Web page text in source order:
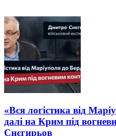
«Вся логістика від
далі на Крим під
Снєгирьов